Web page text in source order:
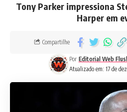
Tony Parker impressiona
Harper em
Atualizado em: 17 de
Por Editorial Web
Compartilhe